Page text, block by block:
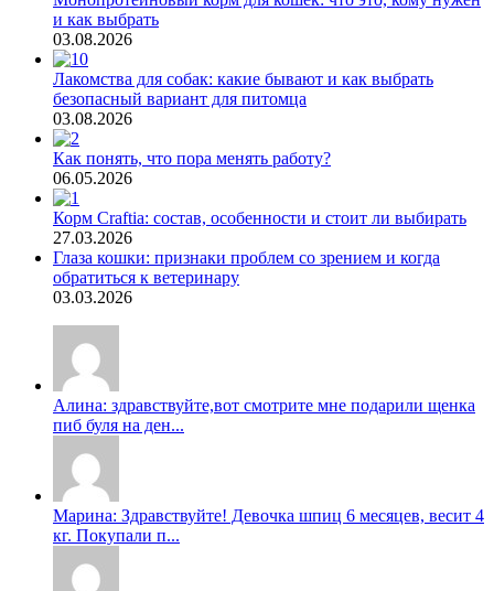
и как выбрать
03.08.2026
Лакомства для собак: какие бывают и как выбрать
безопасный вариант для питомца
03.08.2026
Как понять, что пора менять работу?
06.05.2026
Корм Craftia: состав, особенности и стоит ли выбирать
27.03.2026
Глаза кошки: признаки проблем со зрением и когда
обратиться к ветеринару
03.03.2026
Алина: здравствуйте,вот смотрите мне подарили щенка
пиб буля на ден...
Марина: Здравствуйте! Девочка шпиц 6 месяцев, весит 4
кг. Покупали п...